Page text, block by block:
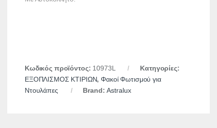
Κωδικός προϊόντος: 10973L
Κατηγορίες:
ΕΞΟΠΛΙΣΜΟΣ ΚΤΙΡΙΩΝ,Φακοί Φωτισμού για
Ντουλάπες
Brand:Astralux